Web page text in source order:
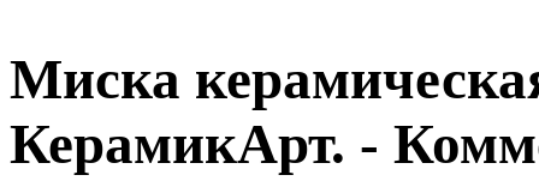
Миска
КерамикАрт. -